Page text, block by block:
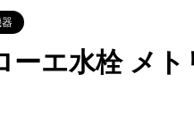
ーエ水栓 メ